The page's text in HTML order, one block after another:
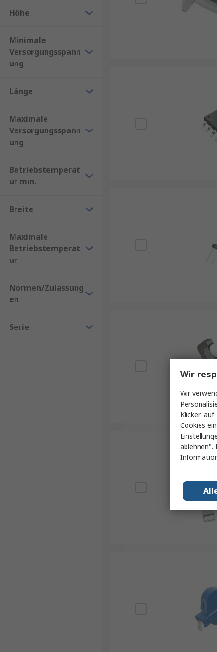
Höhe
Minimale
Versorgungsspann
ung
Länge
Maximale
Versorgungsspann
ung
Betriebstemperat
ur min.
Breite
Maximale
Betriebstemperat
ur
Normen/Zulassung
en
Serie
Wir
Wir
Klicken
Cookies
ablehnen".